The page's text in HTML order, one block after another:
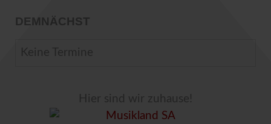
DEMNÄCHST
Keine Termine
Hier sind wir zuhause!